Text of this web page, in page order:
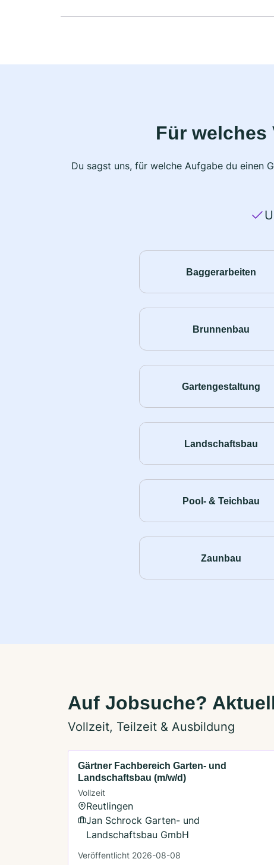
Für welches
Du sagst uns, für welche Aufgabe du einen
Baggerarbeiten
Brunnenbau
Gartengestaltung
Landschaftsbau
Pool- & Teichbau
Zaunbau
Auf Jobsuche?
Vollzeit, Teilzeit & Ausbildung
Gärtner Fachbereich Garten- und
Landschaftsbau (m/w/d)
Vollzeit
Reutlingen
Jan Schrock Garten- und
Landschaftsbau GmbH
Veröffentlicht 2026-08-08